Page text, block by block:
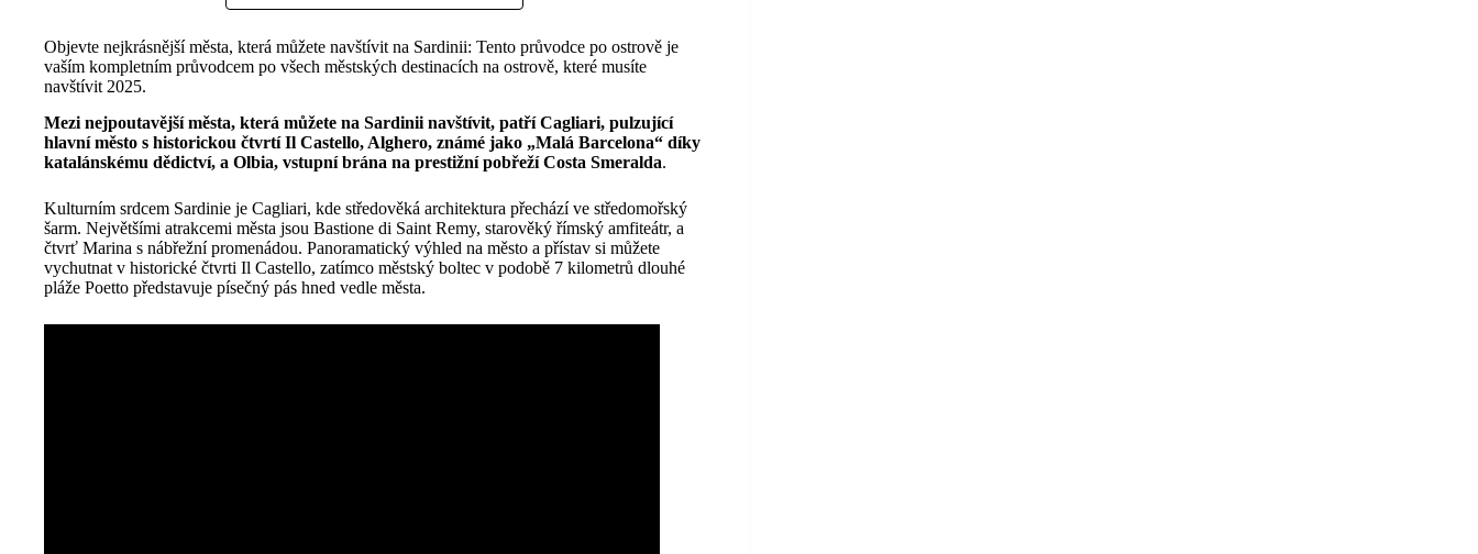
Objevte nejkrásnější města, která můžete navštívit na Sardinii: Tento průvodce po ostrově je
vaším kompletním průvodcem po všech městských destinacích na ostrově, které musíte
navštívit 2025.
Mezi nejpoutavější města, která můžete na Sardinii navštívit, patří Cagliari, pulzující
hlavní město s historickou čtvrtí Il Castello, Alghero, známé jako „Malá Barcelona“ díky
katalánskému dědictví, a Olbia, vstupní brána na prestižní pobřeží Costa Smeralda.
Kulturním srdcem Sardinie je Cagliari, kde středověká architektura přechází ve středomořský
šarm. Největšími atrakcemi města jsou Bastione di Saint Remy, starověký římský amfiteátr, a
čtvrť Marina s nábřežní promenádou. Panoramatický výhled na město a přístav si můžete
vychutnat v historické čtvrti Il Castello, zatímco městský boltec v podobě 7 kilometrů dlouhé
pláže Poetto představuje písečný pás hned vedle města.